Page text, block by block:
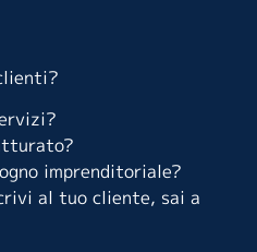
imprenditoriale?
al tuo cliente, sai a